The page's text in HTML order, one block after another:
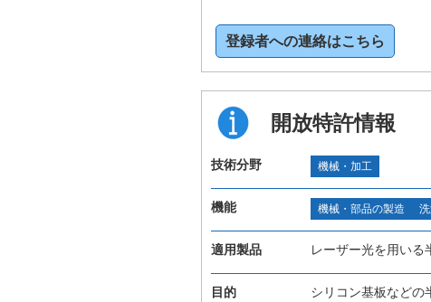
登録者への連絡はこちら
開放特許情報
技術分野 機械・加工
機能 機械・部品の製造
適用製品 レーザー光を用いる
目的
シリコン基板などの